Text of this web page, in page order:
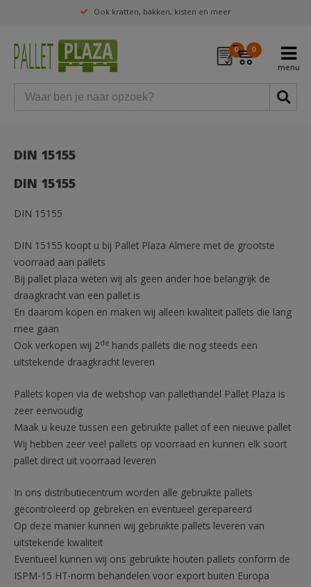
Ook kratten, bakken, kisten en meer
0 0
DIN 15155
DIN 15155
DIN 15155
DIN 15155 koopt u bij Pallet Plaza Almere met de grootste
voorraad aan pallets
Bij pallet plaza weten wij als geen ander hoe belangrijk de
draagkracht van een pallet is
En daarom kopen en maken wij alleen kwaliteit pallets die lang
mee gaan
Ook verkopen wij 2de hands pallets die nog steeds een
uitstekende draagkracht leveren
Pallets kopen via de webshop van pallethandel Pallet Plaza is
zeer eenvoudig
Maak u keuze tussen een gebruikte pallet of een nieuwe pallet
Wij hebben zeer veel pallets op voorraad en kunnen elk soort
pallet direct uit voorraad leveren
In ons distributiecentrum worden alle gebruikte pallets
gecontroleerd op gebreken en eventueel gerepareerd
Op deze manier kunnen wij gebruikte pallets leveren van
uitstekende kwaliteit
Eventueel kunnen wij ons gebruikte houten pallets conform de
ISPM-15 HT-norm behandelen voor export buiten Europa